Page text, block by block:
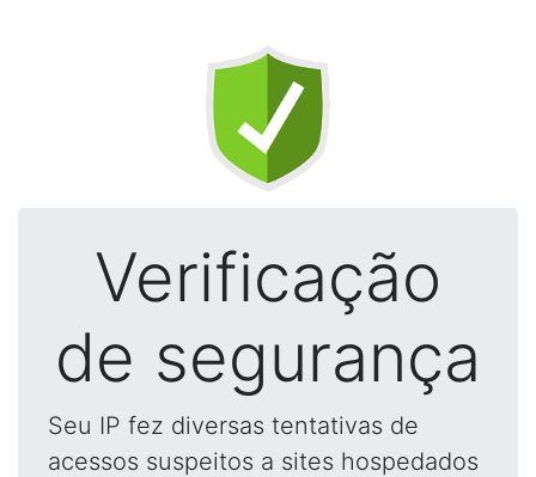
Verificação
de segurança
Seu IP fez diversas tentativas de
acessos suspeitos a sites hospedados